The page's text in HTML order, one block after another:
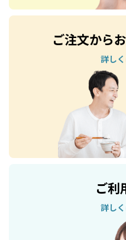
ご注文から
詳し
ご利
詳し